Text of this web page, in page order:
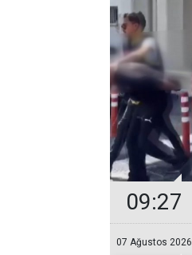
09:27
07 Ağustos 2026